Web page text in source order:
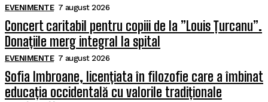
EVENIMENTE 7 august 2026
Concert caritabil pentru copiii de la ”Louis Țurcanu”.
Donațiile merg integral la spital
EVENIMENTE 7 august 2026
Sofia Imbroane, licențiata în filozofie care a îmbinat
educația occidentală cu valorile tradiționale